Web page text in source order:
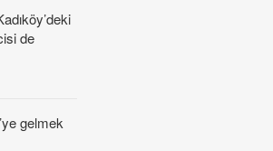
de
gelmek